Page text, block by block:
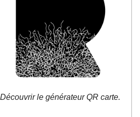
Découvrir le générateur QR carte.
un QR code.